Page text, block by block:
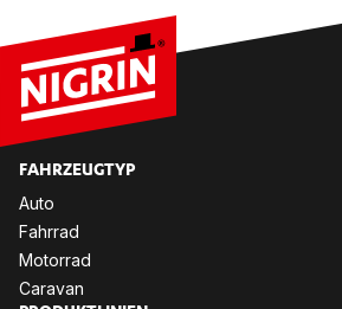
FAHR­ZEUG­TYP
Auto
Fahr­rad
Mo­tor­rad
Ca­ra­van